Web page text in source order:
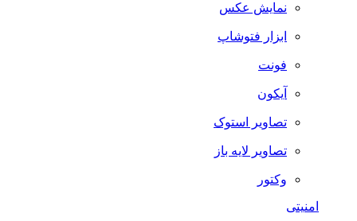
نمایش عکس
ابزار فتوشاپ
فونت
آیکون
تصاویر استوک
تصاویر لایه باز
وکتور
امنیتی